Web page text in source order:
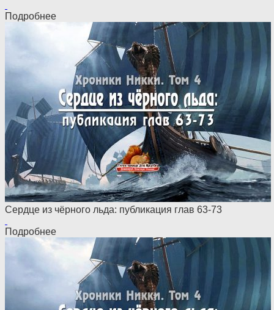
Подробнее
Сердце из чёрного льда: публикация глав 63-73
Подробнее